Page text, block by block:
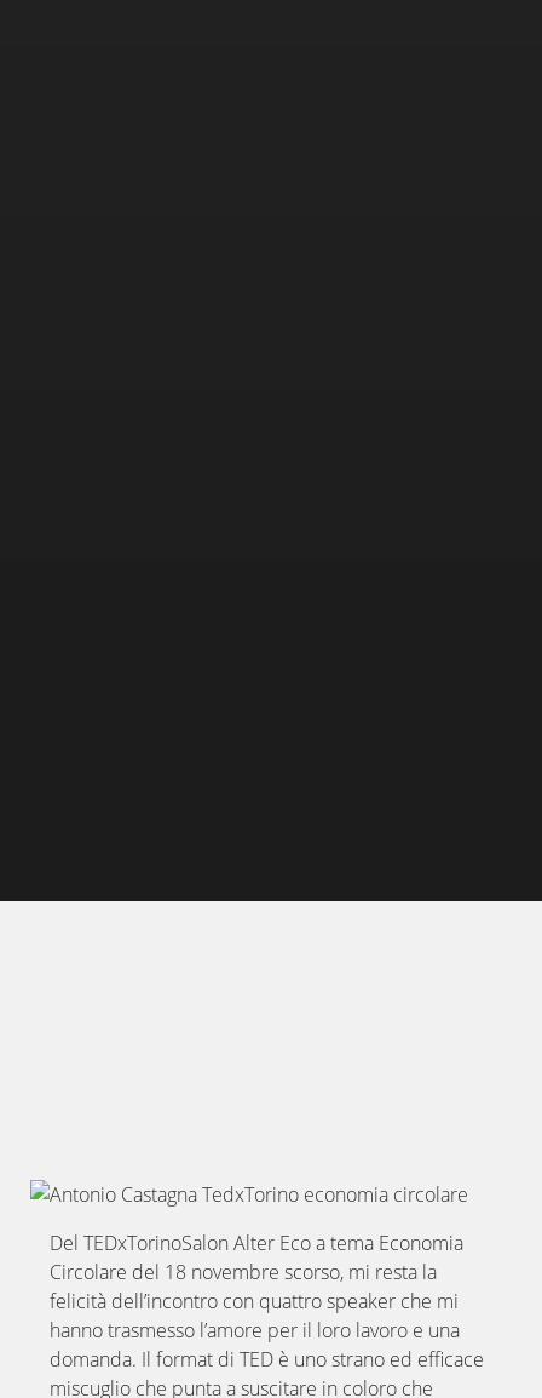
Del TEDxTorinoSalon Alter Eco a tema Economia
Circolare del 18 novembre scorso, mi resta la
felicità dell’incontro con quattro speaker che mi
hanno trasmesso l’amore per il loro lavoro e una
domanda. Il format di TED è uno strano ed efficace
miscuglio che punta a suscitare in coloro che